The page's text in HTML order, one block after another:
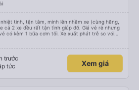
tình, tận tâm, mình lên nhầm xe (cùng hãng,
cả 2 xe đều rất tận tình giúp đỡ. Giá vé rẻ nhưng
có kèm 1 bữa cơm tối. Xe xuất phát trễ so với
nên trời mưa rất to, có thể thông cảm được.
trước
tức
Xem giá